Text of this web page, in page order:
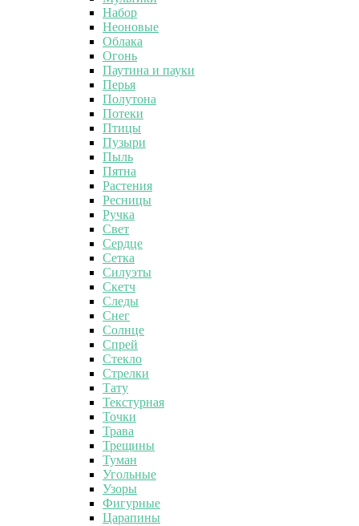
Набор
Неоновые
Облака
Огонь
Паутина и пауки
Перья
Полутона
Потеки
Птицы
Пузыри
Пыль
Пятна
Растения
Ресницы
Ручка
Свет
Сердце
Сетка
Силуэты
Скетч
Следы
Снег
Солнце
Спрей
Стекло
Стрелки
Тату
Текстурная
Точки
Трава
Трещины
Туман
Угольные
Узоры
Фигурные
Царапины